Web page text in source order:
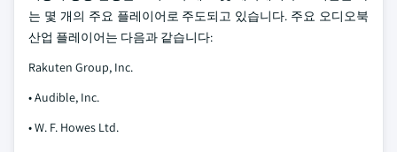
는 몇 개의 주요 플레이어로 주도되고 있습니다. 주요 오디오북
산업 플레이어는 다음과 같습니다:
Rakuten Group, Inc.
• Audible, Inc.
• W. F. Howes Ltd.